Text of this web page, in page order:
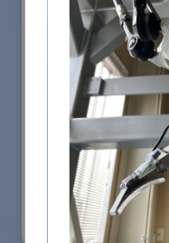
株式会
国際ロボット展
#スマートプロダクションロボ
#要素技術
リアル会場小間番号 : E4-16